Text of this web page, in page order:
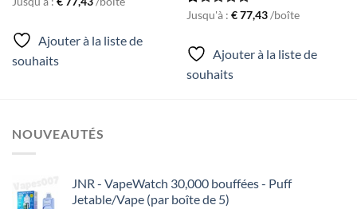
of
Ajouter à la liste de
souhaits
Rated
of
Jusqu'à : €77,43/boîte
Ajouter à la liste de
souhaits
NOUVEAUTÉS
JNR - VapeWatch 30,000 bouffées - Puff
Jetable/Vape (par boîte de 5)